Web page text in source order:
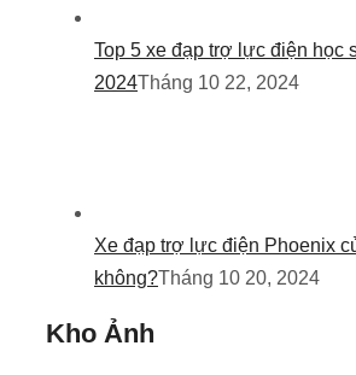
Top 5 xe đạp trợ lực điện học
2024Tháng 10 22, 2024
Xe đạp trợ lực điện Phoenix
không?Tháng 10 20, 2024
Kho Ảnh